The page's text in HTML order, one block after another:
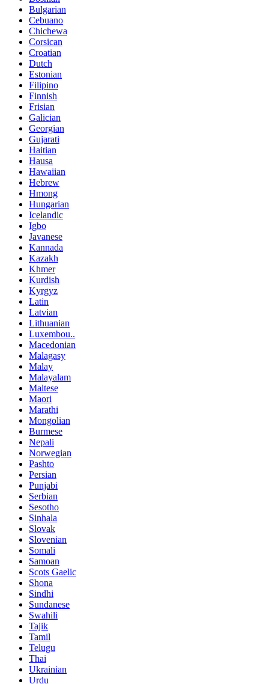
Bulgarian
Cebuano
Chichewa
Corsican
Croatian
Dutch
Estonian
Filipino
Finnish
Frisian
Galician
Georgian
Gujarati
Haitian
Hausa
Hawaiian
Hebrew
Hmong
Hungarian
Icelandic
Igbo
Javanese
Kannada
Kazakh
Khmer
Kurdish
Kyrgyz
Latin
Latvian
Lithuanian
Luxembou..
Macedonian
Malagasy
Malay
Malayalam
Maltese
Maori
Marathi
Mongolian
Burmese
Nepali
Norwegian
Pashto
Persian
Punjabi
Serbian
Sesotho
Sinhala
Slovak
Slovenian
Somali
Samoan
Scots Gaelic
Shona
Sindhi
Sundanese
Swahili
Tajik
Tamil
Telugu
Thai
Ukrainian
Urdu